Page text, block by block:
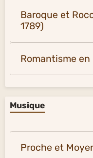
Baroque et
1789)
Romantisme en
Musique
Proche et